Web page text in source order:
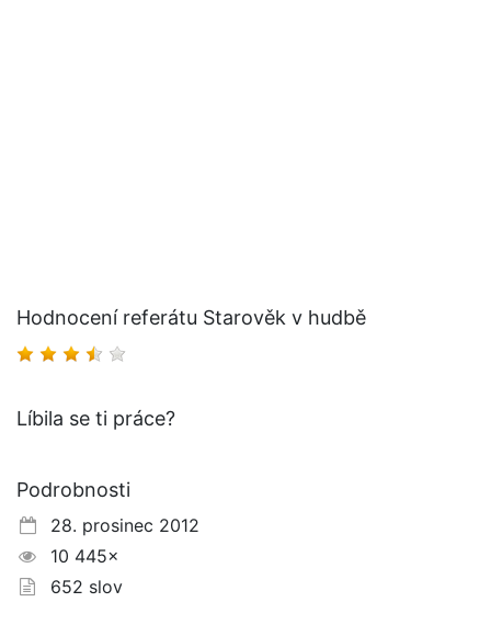
Hodnocení referátu Starověk v hudbě
Líbila se ti práce?
Podrobnosti
28. prosinec 2012
10 445×
652 slov